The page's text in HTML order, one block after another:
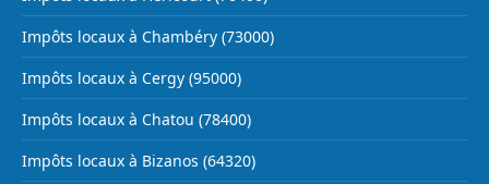
Impôts locaux à Chambéry (73000)
Impôts locaux à Cergy (95000)
Impôts locaux à Chatou (78400)
Impôts locaux à Bizanos (64320)